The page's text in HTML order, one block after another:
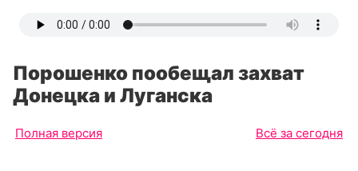
Порошенко пообещал захват
Донецка и Луганска
Полная версия Всё за сегодня